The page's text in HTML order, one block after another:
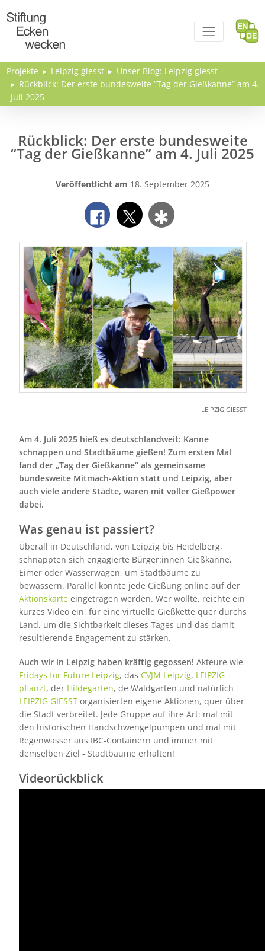
Projekte Leipzig giesst
Unser Blog: Leipzig giesst
Rückblick: Der erste bundesweite “Tag der Gießkanne” am 4.
Juli 2025
Rückblick: Der erste bundesweite
“Tag der Gießkanne” am 4. Juli 2025
Veröffentlicht am 18. September 2025
LEIPZIG GIESST
Am 4. Juli 2025 hieß es deutschlandweit: Kanne
schnappen und Stadtbäume gießen! Zum ersten Mal
fand der „Tag der Gießkanne“ als gemeinsame
bundesweite Mitmach-Aktion statt und Leipzig, aber
auch viele andere Städte, waren mit voller Gießpower
dabei.
Was genau ist passiert?
Überall in Deutschland, von Leipzig bis Heidelberg,
schnappten sich engagierte Bürger:innen Gießkanne,
Eimer oder Wasserwagen, um Stadtbäume zu
bewässern. Parallel konnte jede Gießung online auf der
Aktionskarteeingetragen werden. Wer wollte, reichte ein
kurzes Video ein, für eine virtuelle Gießkette quer durchs
Land, um die Sichtbarkeit dieses Tages und das damit
resultierende Engagement zu stärken.
Auch wir in Leipzig haben kräftig gegossen! Akteure wie
Fridays for Future Leipzig, das CVJM Leipzig, LEIPZIG
pflanzt, der Hildegarten, de Waldgarten und natürlich
LEIPZIG GIESSTorganisierten eigene Aktionen, quer über
die Stadt verbreitet. Jede Gruppe auf ihre Art: mal mit
den historischen Handschwengelpumpen und mal mit
Regenwasser aus IBC-Containern und immer mit
demselben Ziel - Stadtbäume erhalten!
Videorückblick